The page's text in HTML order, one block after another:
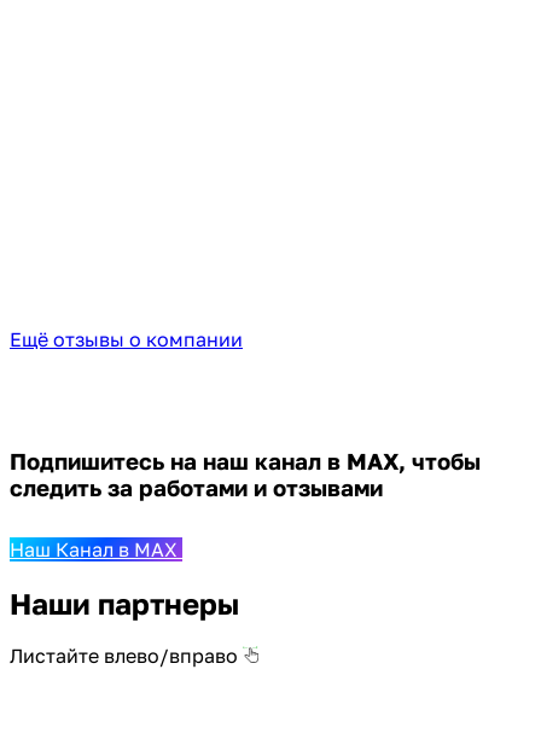
Ещё отзывы о компании
Подпишитесь на наш канал в MAX, чтобы
следить за работами и отзывами
Наш Канал в MAX
Наши партнеры
Листайте влево/вправо